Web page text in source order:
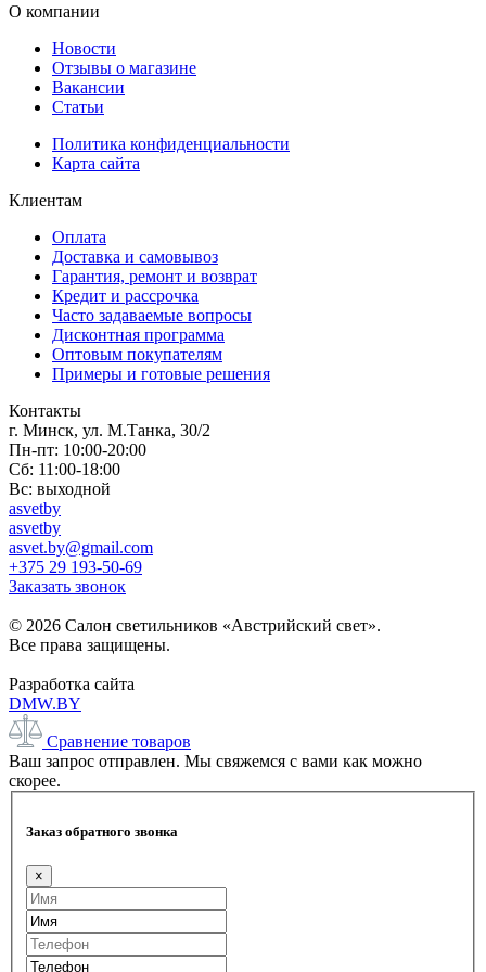
О компании
Новости
Отзывы о магазине
Вакансии
Статьи
Политика конфиденциальности
Карта сайта
Клиентам
Оплата
Доставка и самовывоз
Гарантия, ремонт и возврат
Кредит и рассрочка
Часто задаваемые вопросы
Дисконтная программа
Оптовым покупателям
Примеры и готовые решения
Контакты
г. Минск, ул. М.Танка, 30/2
Пн-пт: 10:00-20:00
Сб: 11:00-18:00
Вс: выходной
asvetby
asvetby
asvet.by@gmail.com
+375 29 193-50-69
Заказать звонок
© 2026 Салон светильников «Австрийский свет».
Все права защищены.
Разработка сайта
DMW.BY
Сравнение товаров
Ваш запрос отправлен. Мы свяжемся с вами как можно
скорее.
Заказ обратного звонка
×